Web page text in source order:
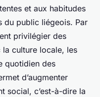
et aux habitudes
du public liégeois. Par
privilégier des
la culture locale, les
quotidien des
d’augmenter
social, c’est-à-dire la